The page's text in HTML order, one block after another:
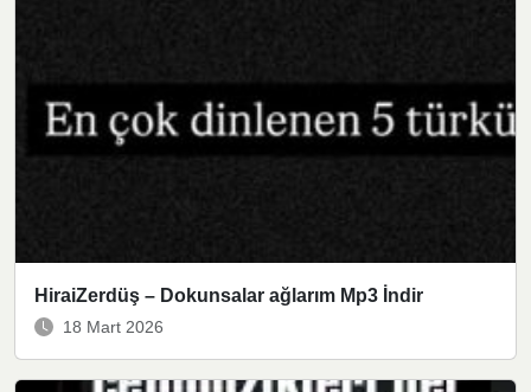
HiraiZerdüş – Dokunsalar ağlarım Mp3 İndir
18 Mart 2026